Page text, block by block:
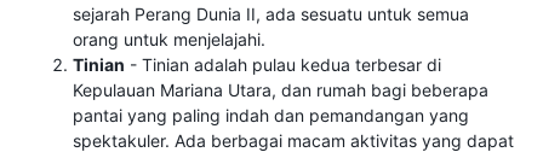
sejarah Perang Dunia II, ada sesuatu untuk semua
orang untuk menjelajahi.
Tinian - Tinian adalah pulau kedua terbesar di
Kepulauan Mariana Utara, dan rumah bagi beberapa
pantai yang paling indah dan pemandangan yang
spektakuler. Ada berbagai macam aktivitas yang dapat